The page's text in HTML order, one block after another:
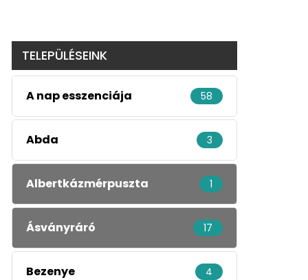
TELEPÜLÉSEINK
A nap esszenciája 58
Abda 3
Albertkázmérpuszta 1
Ásványráró 17
Bezenye 4